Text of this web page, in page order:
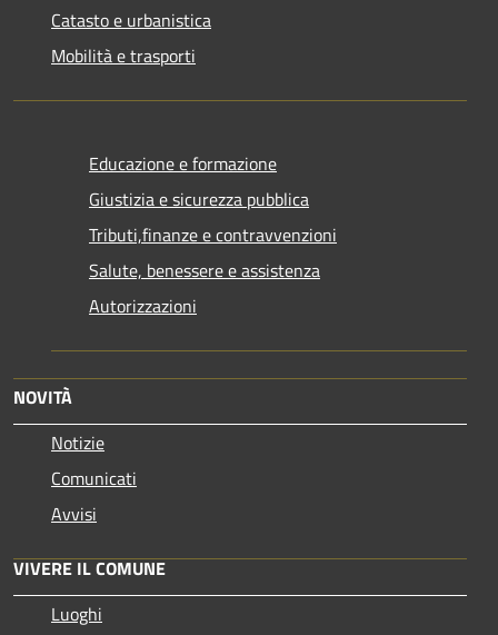
Catasto e urbanistica
Mobilità e trasporti
Educazione e formazione
Giustizia e sicurezza pubblica
Tributi,finanze e contravvenzioni
Salute, benessere e assistenza
Autorizzazioni
NOVITÀ
Notizie
Comunicati
Avvisi
VIVERE IL COMUNE
Luoghi